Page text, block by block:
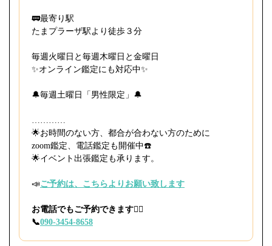
🚃最寄り駅
⁡たまプラーザ駅より徒歩３分
毎週火曜日と毎週木曜日と金曜日
⁡✨オンライン鑑定にも対応中✨
🔔毎週土曜日「男性限定」🔔
🌟お時間のない方、都合が合わない方のために
zoom鑑定、電話鑑定も開催中☎️
⁡🌟イベント出張鑑定も承ります。
📣ご予約は、こちらよりお願い致します
お電話でもご予約できます🙇‍♀️
📞090-3454-8658